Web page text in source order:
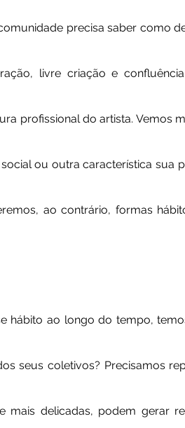
precisa saber como
livre criação e
profissional do artista. Vemos
ou outra característica sua
ao contrário, formas
hábito ao longo do tempo,
seus coletivos? Precisamos
mais delicadas, podem gerar